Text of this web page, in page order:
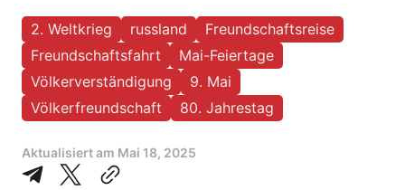
2. Weltkrieg russland
Freundschaftsreise
Freundschaftsfahrt
Mai-Feiertage
Völkerverständigung
9. Mai
Völkerfreundschaft
80. Jahrestag
Aktualisiert am Mai 18, 2025